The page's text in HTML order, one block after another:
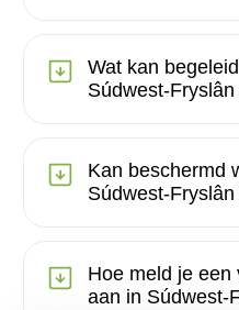
Wat kan
Súdwest-
Kan beschermd
Súdwest-
Hoe meld je een
aan in Súdwest-